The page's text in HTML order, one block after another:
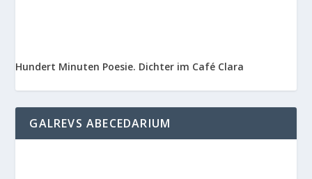
Hundert Minuten Poesie. Dichter im Café Clara
GALREVS ABECEDARIUM